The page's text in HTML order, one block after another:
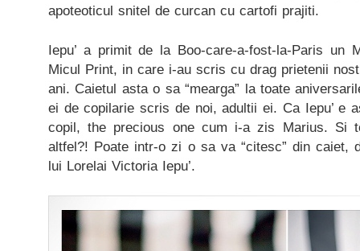
apoteoticul snitel de curcan cu cartofi prajiti.
Iepu’ a primit de la Boo-care-a-fost-la-Paris un
Micul Print, in care i-au scris cu drag prietenii
ani. Caietul asta o sa “mearga” la toate
ei de copilarie scris de noi, adultii ei. Ca Iepu’ e
copil, the precious one cum i-a zis Marius. Si
altfel?! Poate intr-o zi o sa va “citesc” din caiet,
lui Lorelai Victoria Iepu’.